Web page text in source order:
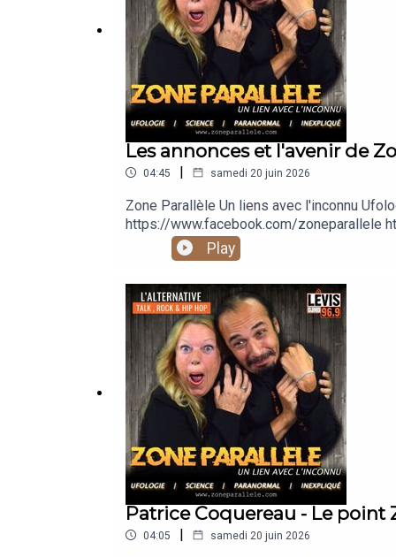
Les annonces et l'avenir de
04:45 | samedi 20 juin 2026
Zone Parallèle Un liens avec l'inconnu
https://www.facebook.com/zoneparallele
https://www.youtube.com/@zoneparallele
Play
Patrice Coquereau - Le point
04:05 | samedi 20 juin 2026